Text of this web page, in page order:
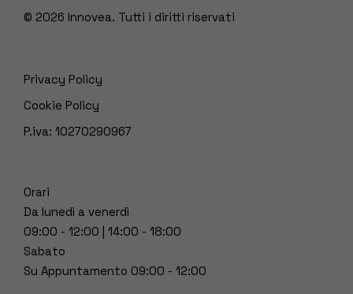
© 2026 Innovea. Tutti i diritti riservati
Privacy Policy
Cookie Policy
P.iva: 10270290967
Orari
Da lunedì a venerdì
09:00 - 12:00 | 14:00 - 18:00
Sabato
Su Appuntamento 09:00 - 12:00